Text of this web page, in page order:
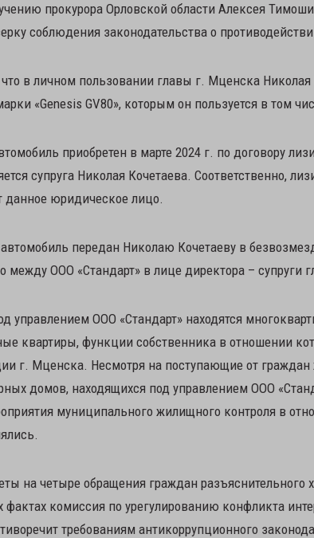
прокурора Орловской области Алексея
соблюдения законодательства о
что в личном пользовании главы г. Мценска
«Genesis GV80», которым он пользуется в том
приобретен в марте 2024 г. по договору
супруга Николая Кочетаева. Соответственно,
данное юридическое лицо.
передан Николаю Кочетаеву в
между ООО «Стандарт» в лице директора –
управлением ООО «Стандарт» находятся
квартиры, функции собственника в отношении
г. Мценска. Несмотря на поступающие от
домов, находящихся под управлением ООО
муниципального жилищного контроля в
на четыре обращения граждан разъяснительного
фактах комиссия по урегулированию конфликта
требованиям антикоррупционного